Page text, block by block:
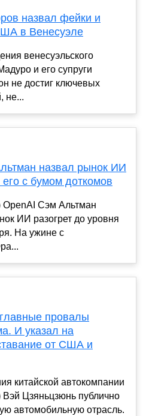
назвал фейки и
в Венесуэле
венесуэльского
и его супруги
не достиг ключевых
не...
назвал рынок ИИ
с бумом доткомов
OpenAI Сэм Альтман
ИИ разогрет до уровня
На ужине с
провалы
И указал на
от США и
китайской автокомпании
Вэй Цзяньцзюнь публично
автомобильную отрасль.